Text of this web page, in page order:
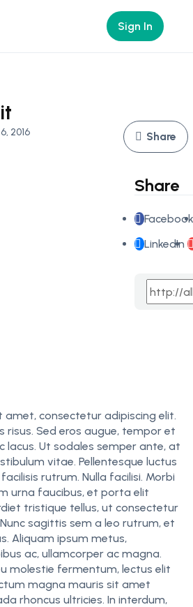
Sign In
2016 Share
Share
Facebook
LinkedIn
amet, consectetur adipiscing elit.
Sed eros augue, tempor et
lacus. Ut sodales semper ante, at
vitae. Pellentesque luctus
rutrum. Nulla facilisi. Morbi
urna faucibus, et porta elit
tristique tellus, ut consectetur
sagittis sem a leo rutrum, et
Aliquam ipsum metus,
ac, ullamcorper ac magna.
molestie fermentum, lectus elit
magna mauris sit amet
rhoncus ultricies. In interdum,